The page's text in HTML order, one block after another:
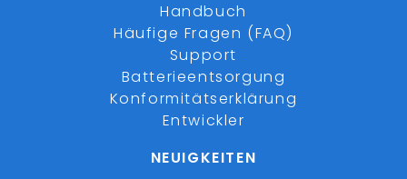
Handbuch
Häufige Fragen (FAQ)
Support
Batterieentsorgung
Konformitätserklärung
Entwickler
NEUIGKEITEN